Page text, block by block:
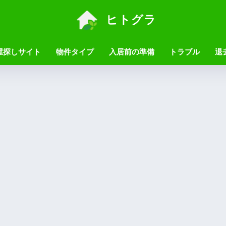
ヒトグラ
探しサイト 物件タイプ 入居前の準備 トラブル 退